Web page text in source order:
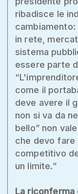
ribadisce le
in rete,
sistema
essere parte
come il
deve avere il
non si va da
bello” non
che devo fare
competitivo
un limite.”
La riconferma